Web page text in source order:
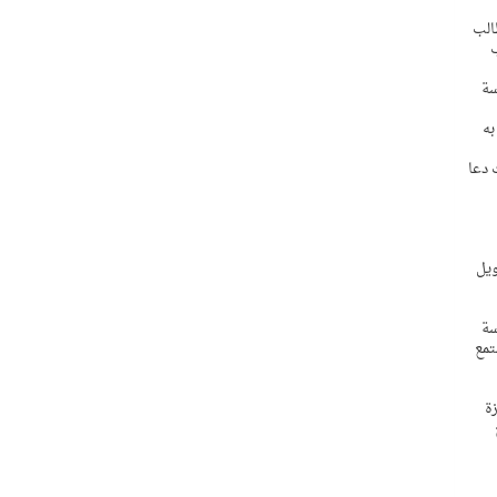
به
دعا
وذلك بعد أن استمع